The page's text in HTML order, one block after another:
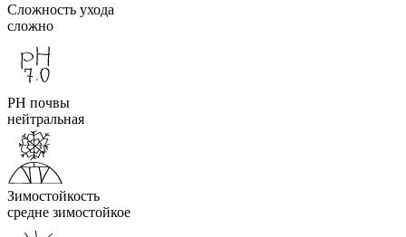
Сложность ухода
сложно
PH почвы
нейтральная
Зимостойкость
средне зимостойкое